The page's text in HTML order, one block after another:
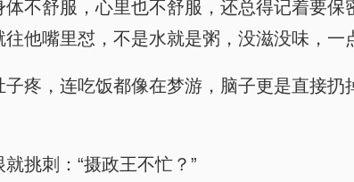
不舒服，心里也不舒服，还总得记着要
他嘴里怼，不是水就是粥，没滋没味，
疼，连吃饭都像在梦游，脑子更是直接
挑刺：“摄政王不忙？”